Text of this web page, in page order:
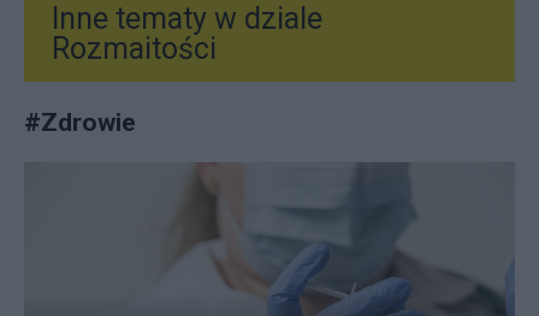
Inne tematy w dziale
Rozmaitości
#Zdrowie